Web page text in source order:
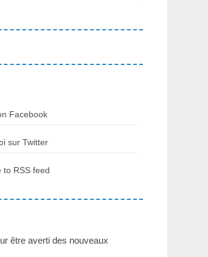
Facebook
sur Twitter
to RSS feed
être averti des nouveaux